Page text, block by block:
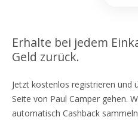
Erhalte bei jedem
Geld zurück.
Jetzt kostenlos registrieren und
Seite von Paul Camper gehen.
automatisch Cashback